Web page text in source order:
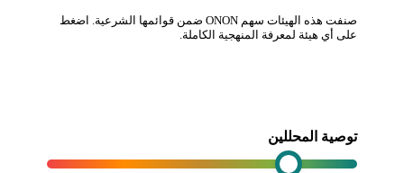
صنفت هذه الهيئات سهم ONON ضمن قوائمها الشرعية. اضغط
على أي هيئة لمعرفة المنهجية الكاملة.
توصية المحللين